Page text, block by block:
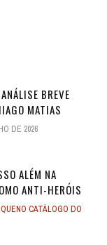
BREVE
MATIAS
DE 2026
ALÉM NA
ANTI-HERÓIS
CATÁLOGO DO